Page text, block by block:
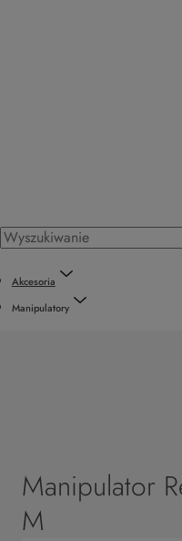
Akcesoria
Manipulatory
Manipulator
M